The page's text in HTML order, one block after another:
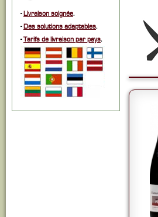
-Livraison soignée.
-Des solutions adaptables.
-Tarifs de livraison par pays.